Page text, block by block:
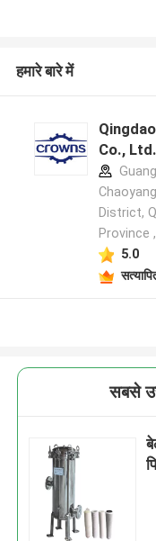
हमारे बारे में
Co., Ltd.
District,
Province
5.0
सबसे